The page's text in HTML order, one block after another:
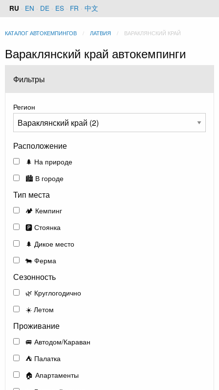
RU · EN · DE · ES · FR · 中文
КАТАЛОГ АВТОКЕМПИНГОВ ЛАТВИЯ ВАРАКЛЯНСКИЙ КРАЙ
Вараклянский край автокемпинги
Фильтры
Регион
Расположение
🌲 На природе
🏙️ В городе
Тип места
🏕️ Кемпинг
🅿️ Стоянка
🌲 Дикое место
🐄 Ферма
Сезонность
🌿 Круглогодично
☀️ Летом
Проживание
🚐 Автодом/Караван
⛺ Палатка
🏠 Апартаменты